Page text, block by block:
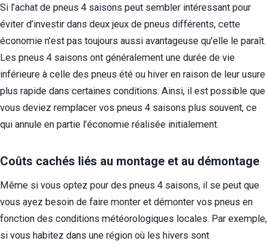
Si l’achat de pneus 4 saisons peut sembler intéressant pour
éviter d’investir dans deux jeux de pneus différents, cette
économie n’est pas toujours aussi avantageuse qu’elle le paraît.
Les pneus 4 saisons ont généralement une durée de vie
inférieure à celle des pneus été ou hiver en raison de leur usure
plus rapide dans certaines conditions. Ainsi, il est possible que
vous deviez remplacer vos pneus 4 saisons plus souvent, ce
qui annule en partie l’économie réalisée initialement.
Coûts cachés liés au montage et au démontage
Même si vous optez pour des pneus 4 saisons, il se peut que
vous ayez besoin de faire monter et démonter vos pneus en
fonction des conditions météorologiques locales. Par exemple,
si vous habitez dans une région où les hivers sont